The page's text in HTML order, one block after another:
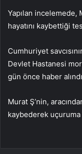
Yapılan
hayatını kaybettiği
Cumhuriyet
Devlet Hastanesi
gün önce haber
Murat Ş’nin,
kaybederek